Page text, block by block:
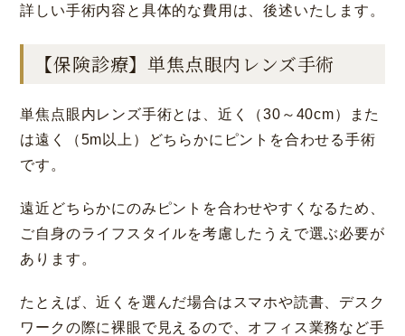
詳しい手術内容と具体的な費用は、後述いたします。
【保険診療】単焦点眼内レンズ手術
単焦点眼内レンズ手術とは、近く（30～40cm）また
は遠く（5m以上）どちらかにピントを合わせる手術
です。
遠近どちらかにのみピントを合わせやすくなるため、
ご自身のライフスタイルを考慮したうえで選ぶ必要が
あります。
たとえば、近くを選んだ場合はスマホや読書、デスク
ワークの際に裸眼で見えるので、オフィス業務など手